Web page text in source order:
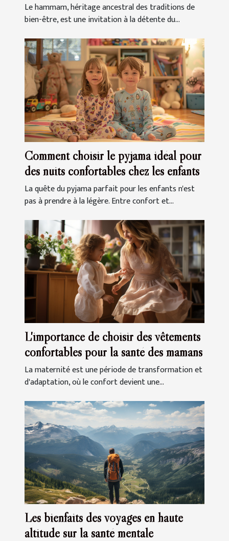
détente
Le hammam, héritage ancestral des traditions de
bien-être, est une invitation à la détente du...
Comment choisir le pyjama idéal pour
des nuits confortables chez les enfants
La quête du pyjama parfait pour les enfants n'est
pas à prendre à la légère. Entre confort et...
L'importance de choisir des vêtements
confortables pour la santé des mamans
La maternité est une période de transformation et
d'adaptation, où le confort devient une...
Les bienfaits des voyages en haute
altitude sur la santé mentale